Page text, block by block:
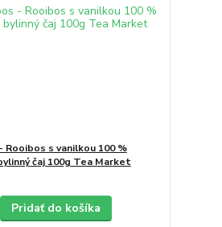
Rooibos s vanilkou 100 %
čaj 100g Tea Market
Pridať do košíka